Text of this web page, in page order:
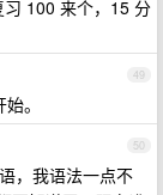
100 来个，15 分
49
。
50
，我语法一点不